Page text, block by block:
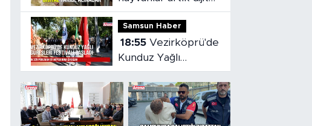
olarak takip
edilebilecek
Samsun Haber
18:55
Kunduz Yağlı
Güreşleri Festivali
başladı